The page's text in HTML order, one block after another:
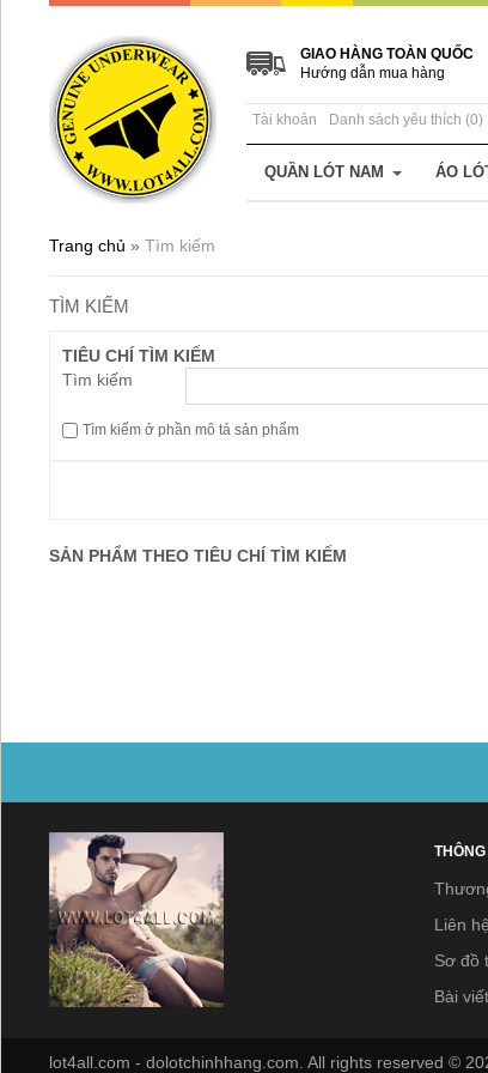
GIAO HÀNG TOÀN QUỐC
Hướng dẫn mua hàng
Tài khoản Danh sách yêu thích (0)
QUẦN LÓT NAM ÁO
Trang chủ » Tìm kiếm
TÌM KIẾM
TIÊU CHÍ TÌM KIẾM
Tìm kiếm
Tìm kiếm ở phần mô tả sản phẩm
SẢN PHẨM THEO TIÊU CHÍ TÌM KIẾM
THÔNG
Liên hệ
Sơ đồ
Bài viết
lot4all.com - dolotchinhhang.com. All rights reserved ©